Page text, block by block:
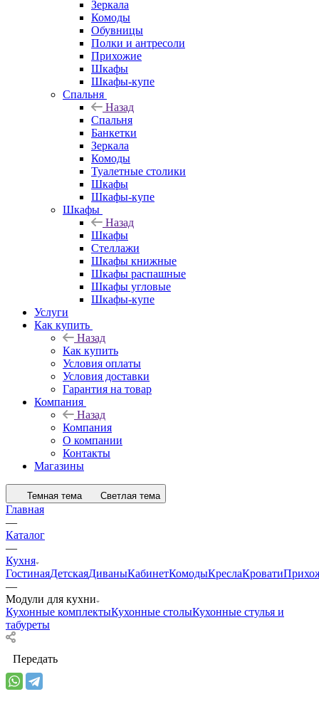
Зеркала
Комоды
Обувницы
Полки и антресоли
Прихожие
Шкафы
Шкафы-купе
Спальня
Назад
Спальня
Банкетки
Зеркала
Комоды
Туалетные столики
Шкафы
Шкафы-купе
Шкафы
Назад
Шкафы
Стеллажи
Шкафы книжные
Шкафы распашные
Шкафы угловые
Шкафы-купе
Услуги
Как купить
Назад
Как купить
Условия оплаты
Условия доставки
Гарантия на товар
Компания
Назад
Компания
О компании
Контакты
Магазины
Темная тема Светлая тема
Главная
—
Каталог
—
Кухня
ГостинаяДетскаяДиваныКабинетКомодыКреслаКровати
—
Модули для кухни
Кухонные комплектыКухонные столыКухонные стулья и
табуреты
Передать